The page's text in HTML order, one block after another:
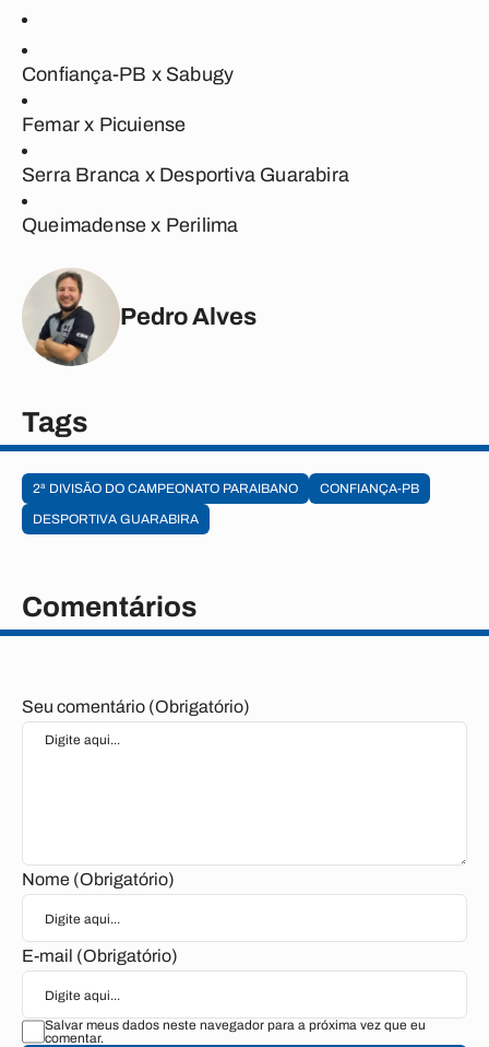
Confiança-PB x Sabugy
Femar x Picuiense
Serra Branca x Desportiva Guarabira
Queimadense x Perilima
Pedro Alves
Tags
2ª DIVISÃO DO CAMPEONATO PARAIBANO
CONFIANÇA-PB
DESPORTIVA GUARABIRA
Comentários
Seu comentário (Obrigatório)
Nome (Obrigatório)
E-mail (Obrigatório)
Salvar meus dados neste navegador para a próxima vez que eu
comentar.